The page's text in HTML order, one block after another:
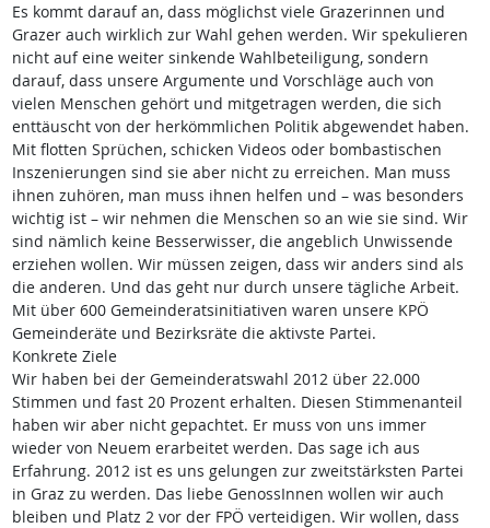
Es kommt darauf an, dass möglichst viele Grazerinnen und
Grazer auch wirklich zur Wahl gehen werden. Wir spekulieren
nicht auf eine weiter sinkende Wahlbeteiligung, sondern
darauf, dass unsere Argumente und Vorschläge auch von
vielen Menschen gehört und mitgetragen werden, die sich
enttäuscht von der herkömmlichen Politik abgewendet haben.
Mit flotten Sprüchen, schicken Videos oder bombastischen
Inszenierungen sind sie aber nicht zu erreichen. Man muss
ihnen zuhören, man muss ihnen helfen und – was besonders
wichtig ist – wir nehmen die Menschen so an wie sie sind. Wir
sind nämlich keine Besserwisser, die angeblich Unwissende
erziehen wollen. Wir müssen zeigen, dass wir anders sind als
die anderen. Und das geht nur durch unsere tägliche Arbeit.
Mit über 600 Gemeinderatsinitiativen waren unsere KPÖ
Gemeinderäte und Bezirksräte die aktivste Partei.
Konkrete Ziele
Wir haben bei der Gemeinderatswahl 2012 über 22.000
Stimmen und fast 20 Prozent erhalten. Diesen Stimmenanteil
haben wir aber nicht gepachtet. Er muss von uns immer
wieder von Neuem erarbeitet werden. Das sage ich aus
Erfahrung. 2012 ist es uns gelungen zur zweitstärksten Partei
in Graz zu werden. Das liebe GenossInnen wollen wir auch
bleiben und Platz 2 vor der FPÖ verteidigen. Wir wollen, dass